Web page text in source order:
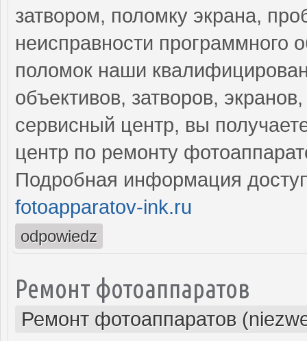
затвором, поломку экрана,
неисправности программного
поломок наши
объективов, затворов,
сервисный центр, вы
центр по ремонту
Подробная информация
fotoapparatov-ink.ru
odpowiedz
Ремонт фотоаппаратов
Ремонт фотоаппаратов